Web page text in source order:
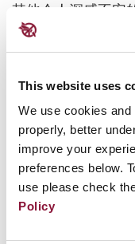
This website uses
We use cookies
properly, better
improve your
preferences below.
use please check
Policy
其他令人深感不安
核武装潜艇相撞、
认为核导弹，以及
致系统模拟了即将